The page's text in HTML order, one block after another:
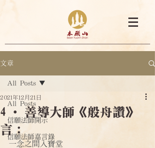
文章
All Posts
信願法師開示
信願法師嘉言錄
All Posts
4 ·善導大師《般舟讚》
言：
2021年12月21日
一念之間入寶堂